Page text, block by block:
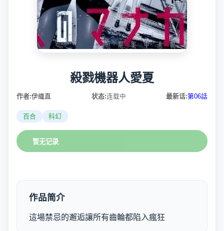
殺戮機器人愛夏
作者:伊織直 状态:连载中 最新话:第06話
百合 科幻
暂无记录
作品简介
這場禁忌的邂逅讓所有齒輪都陷入瘋狂